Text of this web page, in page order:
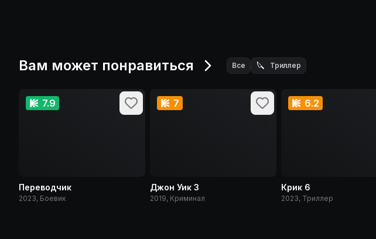
Вам может понравиться Все 🔪 Триллер
7.9
Переводчик
2023, Боевик
7
Джон Уик 3
2019, Криминал
6.2
Крик 6
2023, Триллер